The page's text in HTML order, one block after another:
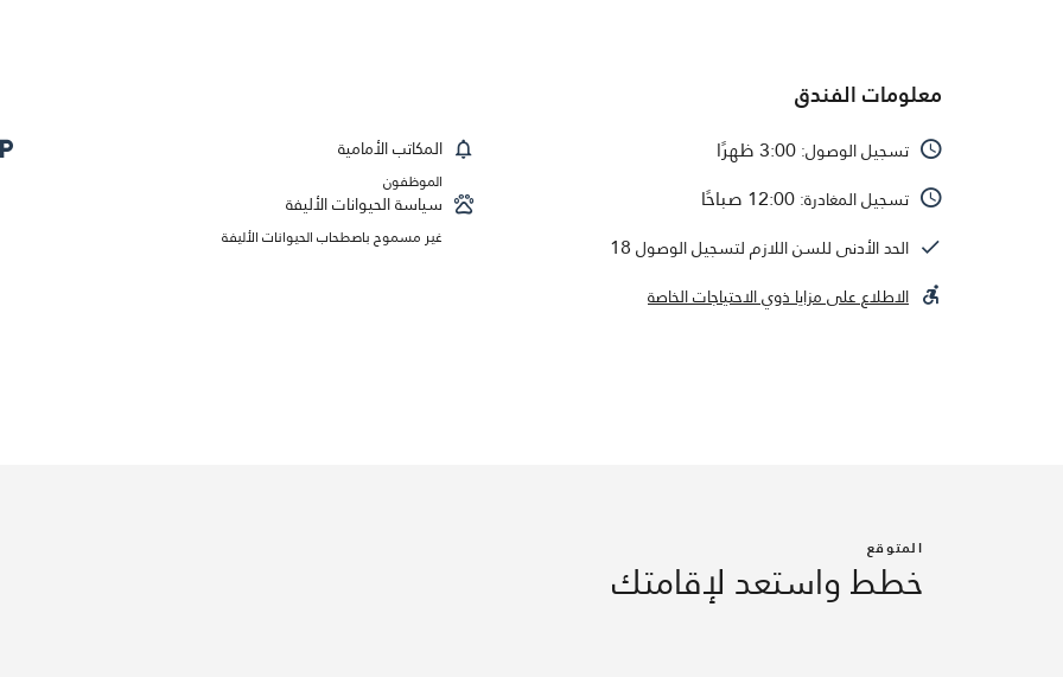
معلومات الفندق
تسجيل الوصول:3:00 ظهرًا
تسجيل المغادرة:12:00 صباحًا
الحد الأدنى للسن اللازم لتسجيل الوصول18
الاطلاع على مزايا ذوي الاحتياجات الخاصة
المكاتب الأمامية
الموظفون
سياسة الحيوانات الأليفة
غير مسموح باصطحاب الحيوانات الأليفة
المتوقع
خطط واستعد لإقامتك